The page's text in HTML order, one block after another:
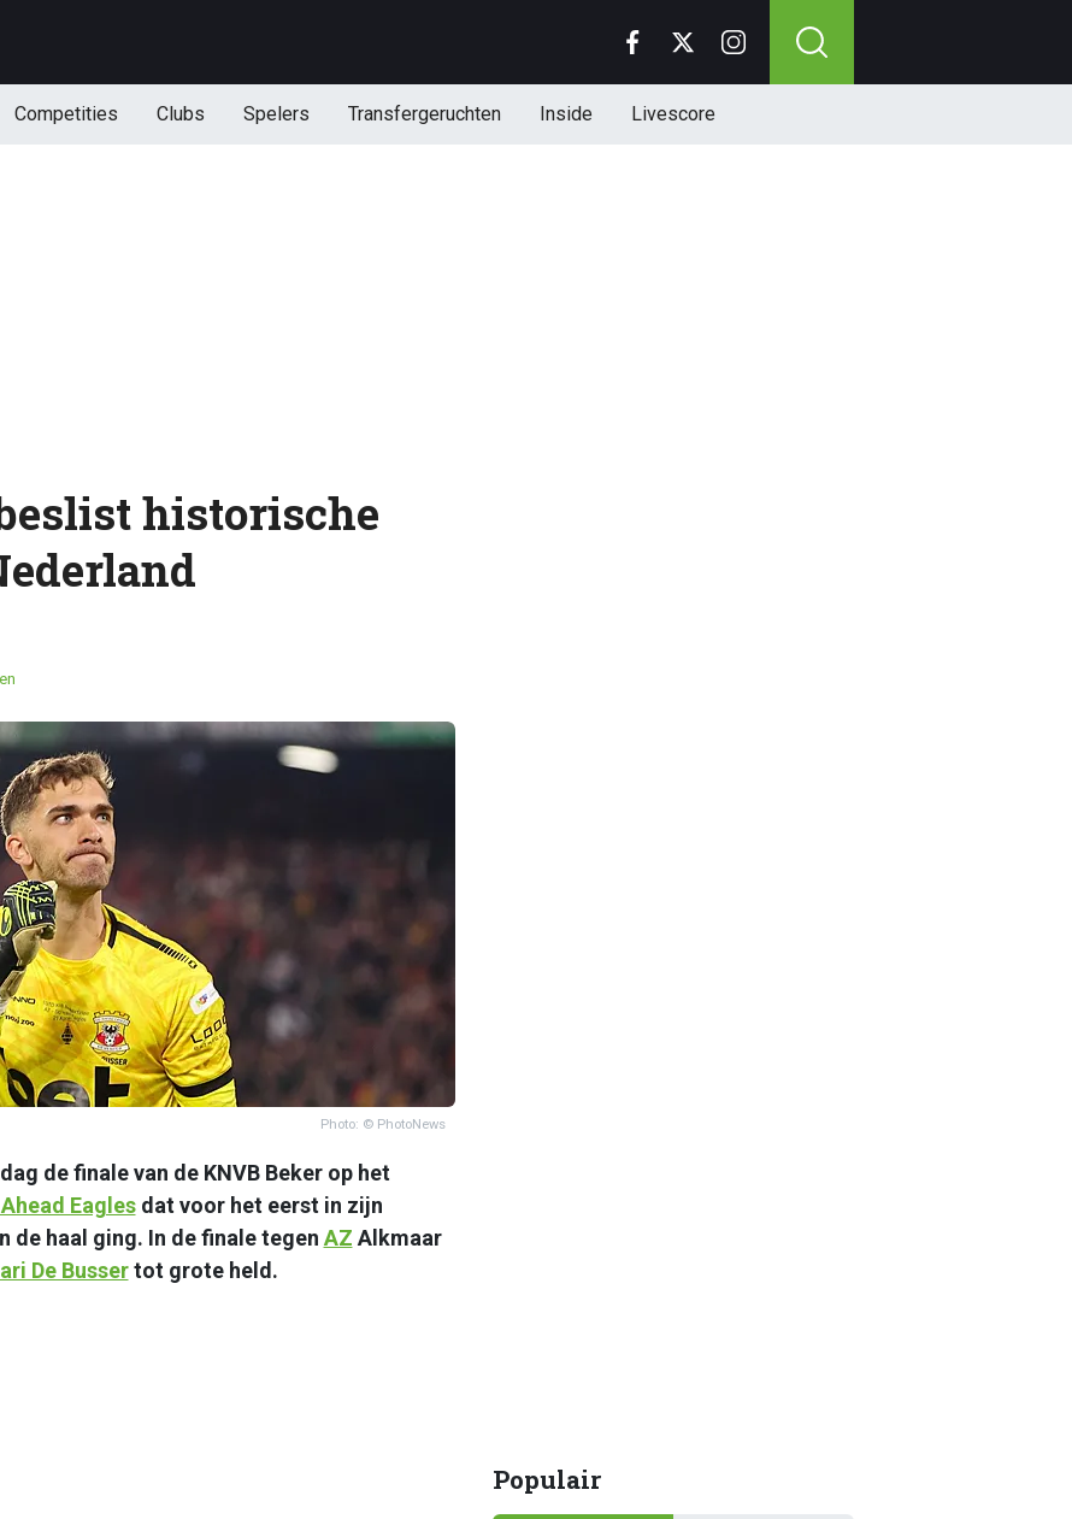
Competities Clubs Spelers Transfergeruchten Inside Livescore
historische
Photo: © PhotoNews
de finale van de KNVB Beker op het
Eaglesdat voor het eerst in zijn
de haal ging. In de finale tegen AZ Alkmaar
De Bussertot grote held.
Populair